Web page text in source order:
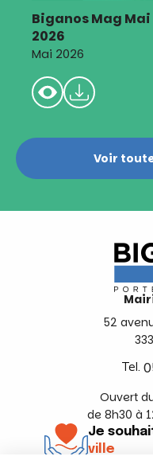
Biganos Mag Mai
2026
Mai 2026
Voir
52
Tel.
Ouvert
de 8h30 à
Je
ville